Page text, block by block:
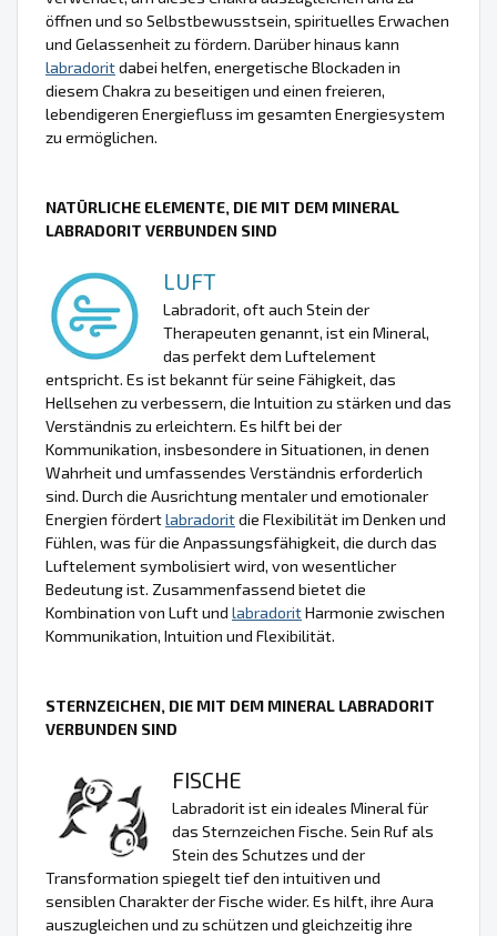
öffnen und so Selbstbewusstsein, spirituelles Erwachen
und Gelassenheit zu fördern. Darüber hinaus kann
labradoritdabei helfen, energetische Blockaden in
diesem Chakra zu beseitigen und einen freieren,
lebendigeren Energiefluss im gesamten Energiesystem
zu ermöglichen.
NATÜRLICHE ELEMENTE, DIE MIT DEM MINERAL
LABRADORIT VERBUNDEN SIND
LUFT
Labradorit, oft auch Stein der
Therapeuten genannt, ist ein Mineral,
das perfekt dem Luftelement
entspricht. Es ist bekannt für seine Fähigkeit, das
Hellsehen zu verbessern, die Intuition zu stärken und das
Verständnis zu erleichtern. Es hilft bei der
Kommunikation, insbesondere in Situationen, in denen
Wahrheit und umfassendes Verständnis erforderlich
sind. Durch die Ausrichtung mentaler und emotionaler
Energien fördertlabradoritdie Flexibilität im Denken und
Fühlen, was für die Anpassungsfähigkeit, die durch das
Luftelement symbolisiert wird, von wesentlicher
Bedeutung ist. Zusammenfassend bietet die
Kombination von Luft und labradoritHarmonie zwischen
Kommunikation, Intuition und Flexibilität.
STERNZEICHEN, DIE MIT DEM MINERAL LABRADORIT
VERBUNDEN SIND
FISCHE
Labradorit ist ein ideales Mineral für
das Sternzeichen Fische. Sein Ruf als
Stein des Schutzes und der
Transformation spiegelt tief den intuitiven und
sensiblen Charakter der Fische wider. Es hilft, ihre Aura
auszugleichen und zu schützen und gleichzeitig ihre